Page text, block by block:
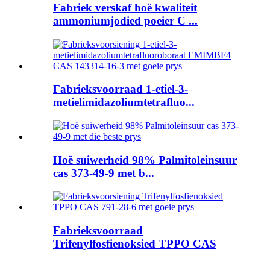
Fabriek verskaf hoë kwaliteit
ammoniumjodied poeier C ...
Fabrieksvoorraad 1-etiel-3-
metielimidazoliumtetrafluo...
Hoë suiwerheid 98% Palmitoleinsuur
cas 373-49-9 met b...
Fabrieksvoorraad
Trifenylfosfienoksied TPPO CAS